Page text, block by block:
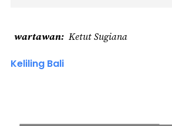
wartawan Ketut Sugiana
Keliling Bali